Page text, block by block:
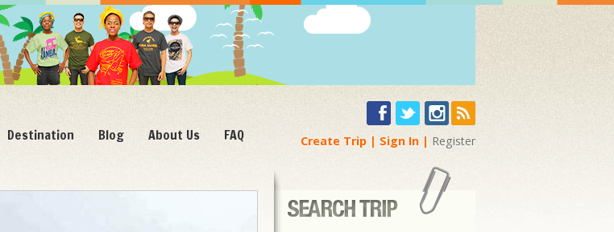
Destination Blog About Us FAQ Create Trip Sign In Register